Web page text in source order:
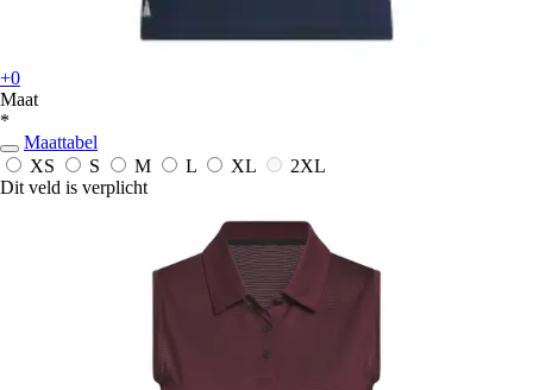
+0
Maat
*
Maattabel
XS
S M L XL
2XL
Dit veld is verplicht